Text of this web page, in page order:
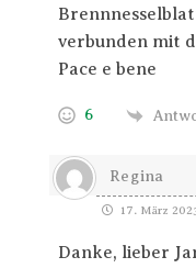
verbunden mit
Pace e bene
6
Regina
17. März
Danke, lieber